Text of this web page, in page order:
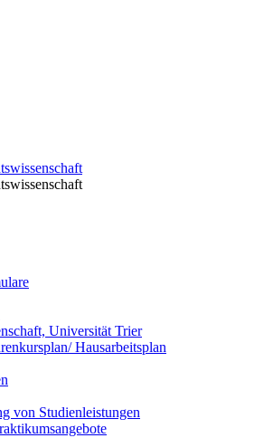
Universität Trier
Hausarbeitsplan
von Studienleistungen